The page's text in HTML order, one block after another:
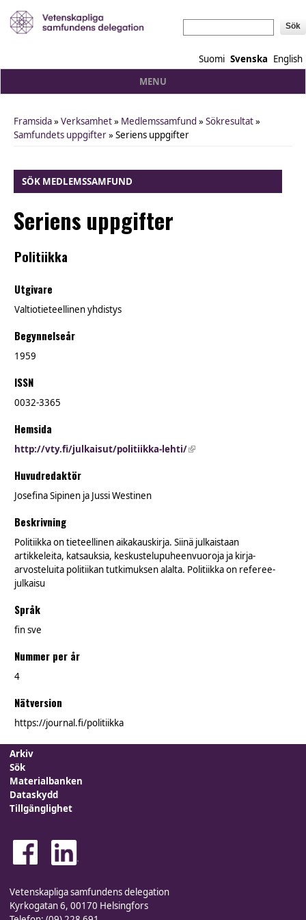
Suomi Svenska English
MENU
You are here
Framsida»Verksamhet» Medlemssamfund »Sökresultat»
Samfundets uppgifter» Seriens uppgifter
SÖK MEDLEMSSAMFUND
Seriens uppgifter
Politiikka
Utgivare
Valtiotieteellinen yhdistys
Begynnelseår
1959
ISSN
0032-3365
Hemsida
http://vty.fi/julkaisut/politiikka-lehti/(link is external)
Huvudredaktör
Josefina Sipinen ja Jussi Westinen
Beskrivning
Politiikka on tieteellinen aikakauskirja. Siinä julkaistaan
artikkeleita, katsauksia, keskustelupuheenvuoroja ja kirja-
arvosteluita politiikan tutkimuksen alalta. Politiikka on referee-
julkaisu
Språk
fin sve
Nummer per år
4
Nätversion
https://journal.fi/politiikka
Arkiv
Sök
Materialbanken
Dataskydd
Tillgänglighet
Vetenskapliga samfundens delegation
Kyrkogatan 6, 00170 Helsingfors